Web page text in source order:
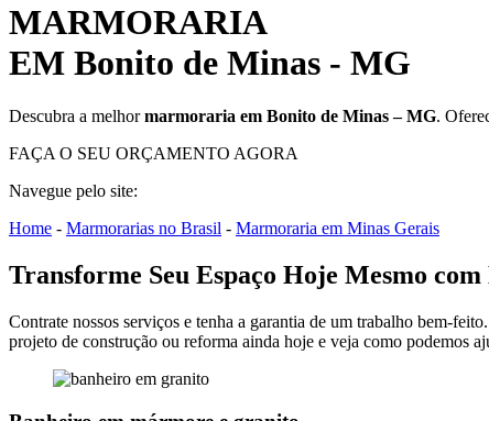
MARMORARIA
EM Bonito de Minas - MG
Descubra a melhormarmoraria em Bonito de Minas – MG.
FAÇA O SEU ORÇAMENTO AGORA
Navegue pelo site:
Home - Marmorarias no Brasil - Marmoraria em Minas Gerais
Transforme Seu Espaço Hoje Mesmo
Contrate nossos serviços e tenha a garantia de um trabalho bem-
projeto de construção ou reforma ainda hoje e veja como podemos